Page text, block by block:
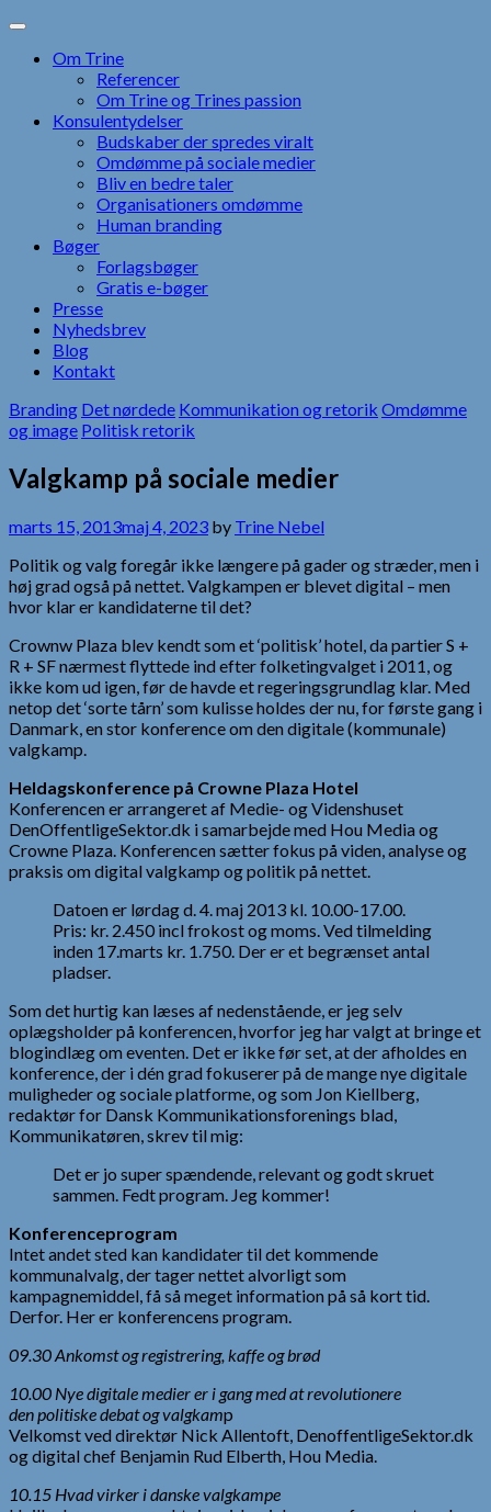
Skip
contentOm Trine
Referencer
Om Trine og Trines passion
Konsulentydelser
Budskaber der spredes viralt
Omdømme på sociale medier
Bliv en bedre taler
Organisationers omdømme
Human branding
Bøger
Forlagsbøger
Gratis e-bøger
Presse
Nyhedsbrev
Blog
Kontakt
Branding Det nørdede Kommunikation og retorik Omdømme
og image Politisk retorik
Valgkamp på sociale medier
marts 15, 2013maj 4, 2023 by Trine Nebel
Politik og valg foregår ikke længere på gader og stræder, men i
høj grad også på nettet. Valgkampen er blevet digital – men
hvor klar er kandidaterne til det?
Crownw Plaza blev kendt som et ‘politisk’ hotel, da partier S +
R + SF nærmest flyttede ind efter folketingvalget i 2011, og
ikke kom ud igen, før de havde et regeringsgrundlag klar. Med
netop det ‘sorte tårn’ som kulisse holdes der nu, for første gang i
Danmark, en stor konference om den digitale (kommunale)
valgkamp.
Heldagskonference på Crowne Plaza Hotel
Konferencen er arrangeret af Medie- og Videnshuset
DenOffentligeSektor.dk i samarbejde med Hou Media og
Crowne Plaza. Konferencen sætter fokus på viden, analyse og
praksis om digital valgkamp og politik på nettet.
Datoen er lørdag d. 4. maj 2013 kl. 10.00-17.00.
Pris: kr. 2.450 incl frokost og moms. Ved tilmelding
inden 17.marts kr. 1.750. Der er et begrænset antal
pladser.
Som det hurtig kan læses af nedenstående, er jeg selv
oplægsholder på konferencen, hvorfor jeg har valgt at bringe et
blogindlæg om eventen. Det er ikke før set, at der afholdes en
konference, der i dén grad fokuserer på de mange nye digitale
muligheder og sociale platforme, og som Jon Kiellberg,
redaktør for Dansk Kommunikationsforenings blad,
Kommunikatøren, skrev til mig:
Det er jo super spændende, relevant og godt skruet
sammen. Fedt program. Jeg kommer!
Konferenceprogram
Intet andet sted kan kandidater til det kommende
kommunalvalg, der tager nettet alvorligt som
kampagnemiddel, få så meget information på så kort tid.
Derfor. Her er konferencens program.
09.30 Ankomst og registrering, kaffe og brød
10.00 Nye digitale medier er i gang med at revolutionere
den politiske debat og valgkamp
Velkomst ved direktør Nick Allentoft, DenoffentligeSektor.dk
og digital chef Benjamin Rud Elberth, Hou Media.
10.15 Hvad virker i danske valgkampe